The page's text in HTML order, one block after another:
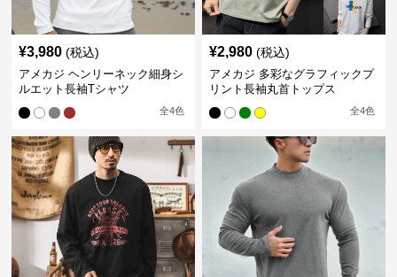
¥3,980 (税込)
アメカジ ヘンリーネック細身シ
ルエット長袖Tシャツ
全4色
¥2,980 (税込)
アメカジ 多彩なグラフィックプ
リント長袖丸首トップス
全4色